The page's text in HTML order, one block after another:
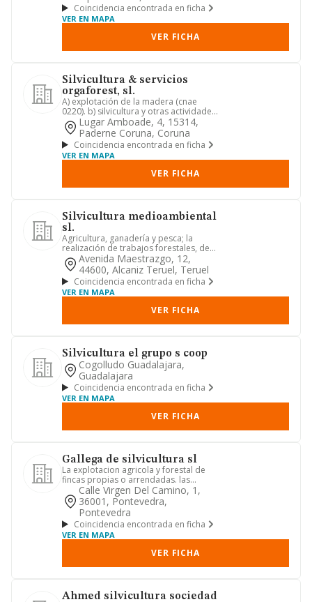
Coincidencia encontrada en ficha
VER EN MAPA
VER FICHA
Silvicultura & servicios
orgaforest, sl.
A) explotación de la madera (cnae
0220). b) silvicultura y otras actividades
forestales (cnae 0210)...
Lugar Amboade, 4, 15314,
Paderne Coruna, Coruna
Coincidencia encontrada en ficha
VER EN MAPA
VER FICHA
Silvicultura medioambiental
sl.
Agricultura, ganadería y pesca; la
realización de trabajos forestales, de
instalaciones eléctricas,...
Avenida Maestrazgo, 12,
44600, Alcaniz Teruel, Teruel
Coincidencia encontrada en ficha
VER EN MAPA
VER FICHA
Silvicultura el grupo s coop
Cogolludo Guadalajara,
Guadalajara
Coincidencia encontrada en ficha
VER EN MAPA
VER FICHA
Gallega de silvicultura sl
La explotacion agricola y forestal de
fincas propias o arrendadas. las
actividades anexas, compleme...
Calle Virgen Del Camino, 1,
36001, Pontevedra,
Pontevedra
Coincidencia encontrada en ficha
VER EN MAPA
VER FICHA
Ahmed silvicultura sociedad